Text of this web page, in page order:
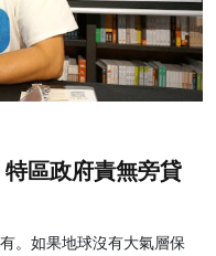
區政府責無旁貸
。如果地球沒有大氣層保